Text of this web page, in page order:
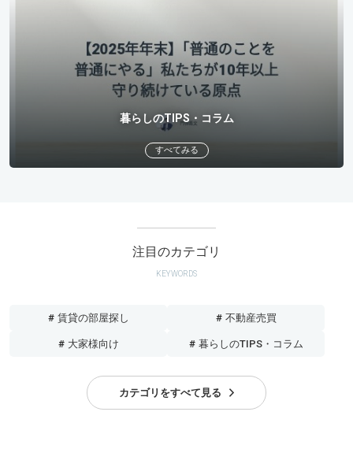
暮らしのTIPS・コラム
すべてみる
注目のカテゴリ
KEYWORDS
# 賃貸の部屋探し # 不動産売買
# 大家様向け # 暮らしのTIPS・コラム
カテゴリをすべて見る